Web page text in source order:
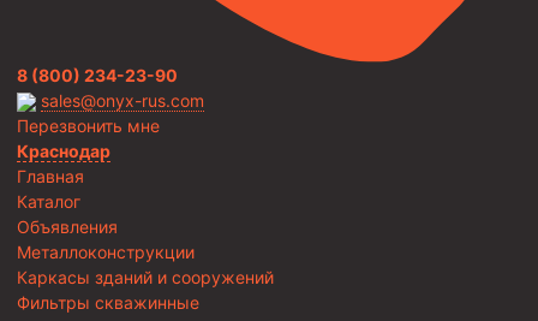
8 (800) 234-23-90
sales@onyx-rus.com
Перезвонить мне
Краснодар
Главная
Каталог
Объявления
Металлоконструкции
Каркасы зданий и сооружений
Фильтры скважинные